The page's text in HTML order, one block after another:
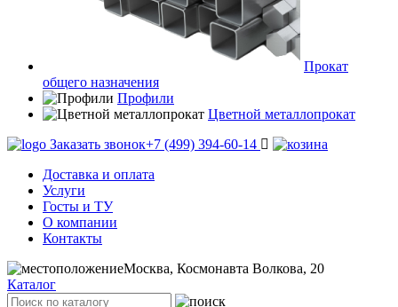
Прокат
общего назначения
Профили
Цветной металлопрокат
Заказать звонок+7 (499) 394-60-14
Доставка и оплата
Услуги
Госты и ТУ
О компании
Контакты
Москва, Космонавта Волкова, 20
Каталог